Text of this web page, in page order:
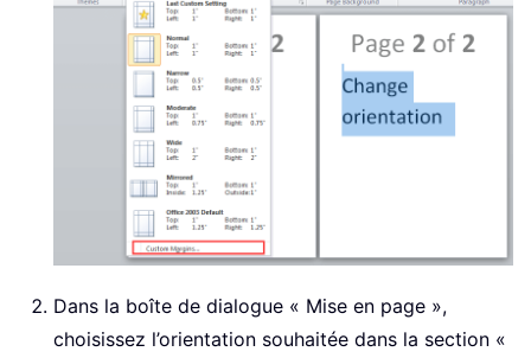
Dans la boîte de dialogue « Mise en page »,
choisissez l’orientation souhaitée dans la section «